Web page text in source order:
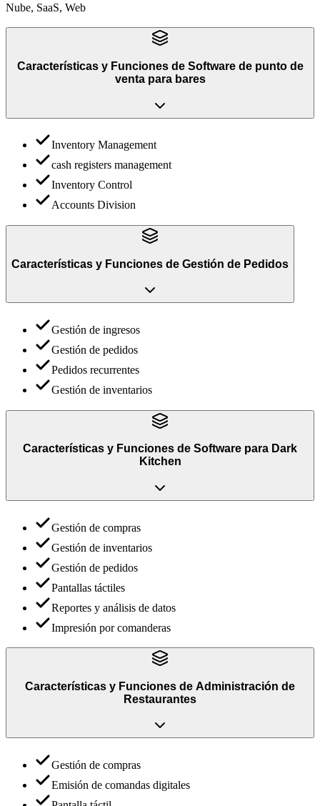
Nube, SaaS, Web
Características y Funciones de Software de punto de
venta para bares
Inventory Management
cash registers management
Inventory Control
Accounts Division
Características y Funciones de Gestión de Pedidos
Gestión de ingresos
Gestión de pedidos
Pedidos recurrentes
Gestión de inventarios
Características y Funciones de Software para Dark
Kitchen
Gestión de compras
Gestión de inventarios
Gestión de pedidos
Pantallas táctiles
Reportes y análisis de datos
Impresión por comanderas
Características y Funciones de Administración de
Restaurantes
Gestión de compras
Emisión de comandas digitales